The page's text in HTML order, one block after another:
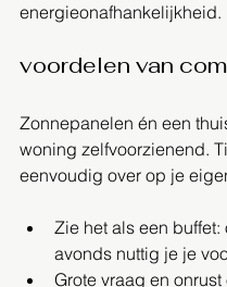
energie­onafhankelijkheid.
voordelen van
Zonnepanelen én een
woning zelfvoorzienend.
eenvoudig over op je
Zie het als een buffet:
avonds nuttig je je
Grote vraag en